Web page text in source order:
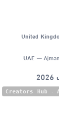
United
UAE —
Creators Hub ·